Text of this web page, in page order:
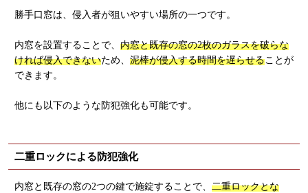
勝手口窓は、侵入者が狙いやすい場所の一つです。
内窓を設置することで、 内窓と既存の窓の2枚のガラスを破らな
ければ侵入できないため、 泥棒が侵入する時間を遅らせることが
できます。
他にも以下のような防犯強化も可能です。
二重ロックによる防犯強化
内窓と既存の窓の2つの鍵で施錠することで、 二重ロックとな